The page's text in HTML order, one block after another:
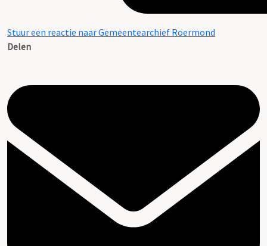
Stuur een reactie naar Gemeentearchief Roermond
Delen